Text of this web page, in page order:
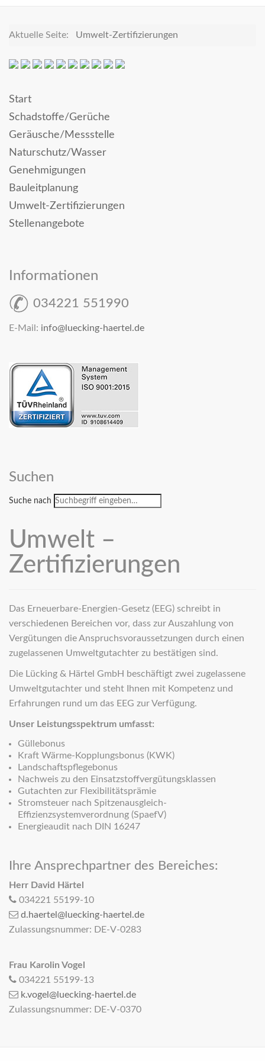
Aktuelle Seite: Umwelt-Zertifizierungen
Start
Schadstoffe/Gerüche
Geräusche/Messstelle
Naturschutz/Wasser
Genehmigungen
Bauleitplanung
Umwelt-Zertifizierungen
Stellenangebote
Informationen
034221 551990
E-Mail: info@luecking-haertel.de
Suchen
Suche nach
Umwelt –
Zertifizierungen
Das Erneuerbare-Energien-Gesetz (EEG) schreibt in
verschiedenen Bereichen vor, dass zur Auszahlung von
Vergütungen die Anspruchsvoraussetzungen durch einen
zugelassenen Umweltgutachter zu bestätigen sind.
Die Lücking & Härtel GmbH beschäftigt zwei zugelassene
Umweltgutachter und steht Ihnen mit Kompetenz und
Erfahrungen rund um das EEG zur Verfügung.
Unser Leistungsspektrum umfasst:
Güllebonus
Kraft Wärme-Kopplungsbonus (KWK)
Landschaftspflegebonus
Nachweis zu den Einsatzstoffvergütungsklassen
Gutachten zur Flexibilitätsprämie
Stromsteuer nach Spitzenausgleich-
Effizienzsystemverordnung (SpaefV)
Energieaudit nach DIN 16247
Ihre Ansprechpartner des Bereiches:
Herr David Härtel
034221 55199-10
d.haertel@luecking-haertel.de
Zulassungsnummer: DE-V-0283
Frau Karolin Vogel
034221 55199-13
k.vogel@luecking-haertel.de
Zulassungsnummer: DE-V-0370